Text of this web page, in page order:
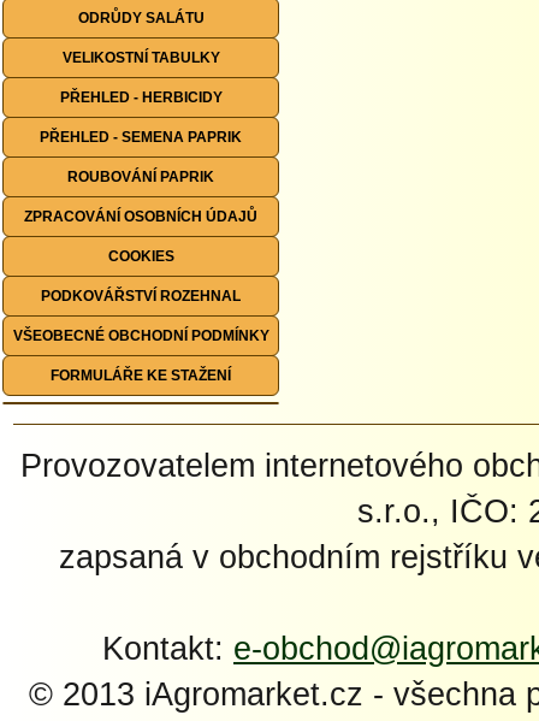
ODRŮDY SALÁTU
VELIKOSTNÍ TABULKY
PŘEHLED - HERBICIDY
PŘEHLED - SEMENA PAPRIK
ROUBOVÁNÍ PAPRIK
ZPRACOVÁNÍ OSOBNÍCH ÚDAJŮ
COOKIES
PODKOVÁŘSTVÍ ROZEHNAL
VŠEOBECNÉ OBCHODNÍ PODMÍNKY
FORMULÁŘE KE STAŽENÍ
Provozovatelem internetového
s.r.o., IČO:
zapsaná v obchodním rejstříku
Kontakt: e-
© 2013 iAgromarket.cz - všechna